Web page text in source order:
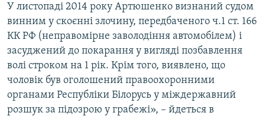
Усі сайти RFE/RL
У листопаді 2014 року Артюшенко визнаний судом
винним у скоєнні злочину, передбаченого ч.1 ст. 166
КК РФ (неправомірне заволодіння автомобілем) і
засуджений до покарання у вигляді позбавлення
волі строком на 1 рік. Крім того, виявлено, що
чоловік був оголошений правоохоронними
органами Республіки Білорусь у міждержавний
розшук за підозрою у грабежі», – йдеться в